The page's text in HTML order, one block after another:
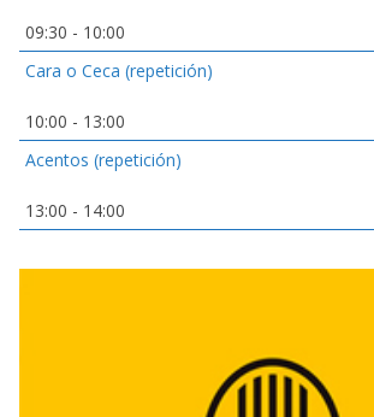
09:30 - 10:00
Cara o Ceca (repetición)
10:00 - 13:00
Acentos (repetición)
13:00 - 14:00